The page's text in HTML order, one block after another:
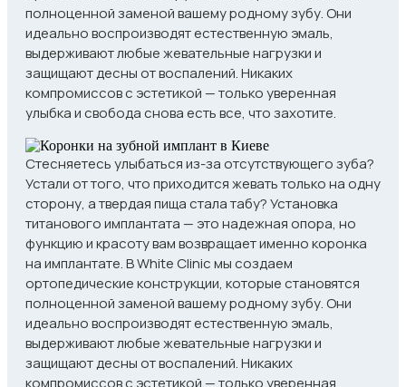
полноценной заменой вашему родному зубу. Они
идеально воспроизводят естественную эмаль,
выдерживают любые жевательные нагрузки и
защищают десны от воспалений. Никаких
компромиссов с эстетикой — только уверенная
улыбка и свобода снова есть все, что захотите.
Стесняетесь улыбаться из-за отсутствующего зуба?
Устали от того, что приходится жевать только на одну
сторону, а твердая пища стала табу? Установка
титанового имплантата — это надежная опора, но
функцию и красоту вам возвращает именно коронка
на имплантате. В White Clinic мы создаем
ортопедические конструкции, которые становятся
полноценной заменой вашему родному зубу. Они
идеально воспроизводят естественную эмаль,
выдерживают любые жевательные нагрузки и
защищают десны от воспалений. Никаких
компромиссов с эстетикой — только уверенная